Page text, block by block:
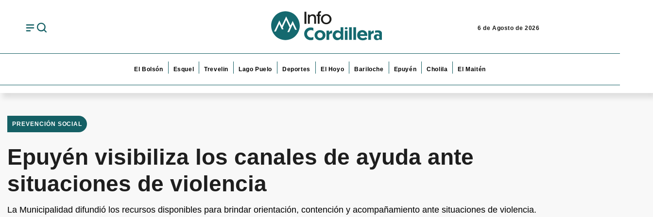
6 de Agosto de 2026
El Bolsón Esquel Trevelin Lago Puelo Deportes El Hoyo Bariloche Epuyén Cholila El Maitén
PREVENCIÓN SOCIAL
Epuyén visibiliza los canales de ayuda ante
situaciones de violencia
La Municipalidad difundió los recursos disponibles para brindar orientación, contención y acompañamiento ante situaciones de violencia.